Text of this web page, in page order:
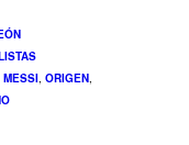
MESSI, ORIGEN,